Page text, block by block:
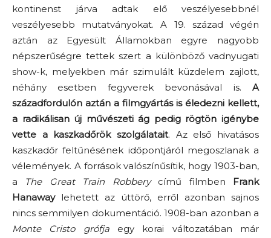
kontinenst járva adtak elő veszélyesebbnél
veszélyesebb mutatványokat. A 19. század végén
aztán az Egyesült Államokban egyre nagyobb
népszerűségre tettek szert a különböző vadnyugati
show-k, melyekben már szimulált küzdelem zajlott,
néhány esetben fegyverek bevonásával is. A
századfordulón aztán a filmgyártás is éledezni kellett,
a radikálisan új művészeti ág pedig rögtön igénybe
vette a kaszkadőrök szolgálatait. Az első hivatásos
kaszkadőr feltűnésének időpontjáról megoszlanak a
vélemények. A források valószínűsítik, hogy 1903-ban,
a The Great Train Robberycímű filmben Frank
Hanawaylehetett az úttörő, erről azonban sajnos
nincs semmilyen dokumentáció. 1908-ban azonban a
Monte Cristo grófjaegy korai változatában már